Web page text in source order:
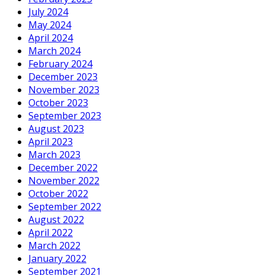
July 2024
May 2024
April 2024
March 2024
February 2024
December 2023
November 2023
October 2023
September 2023
August 2023
April 2023
March 2023
December 2022
November 2022
October 2022
September 2022
August 2022
April 2022
March 2022
January 2022
September 2021